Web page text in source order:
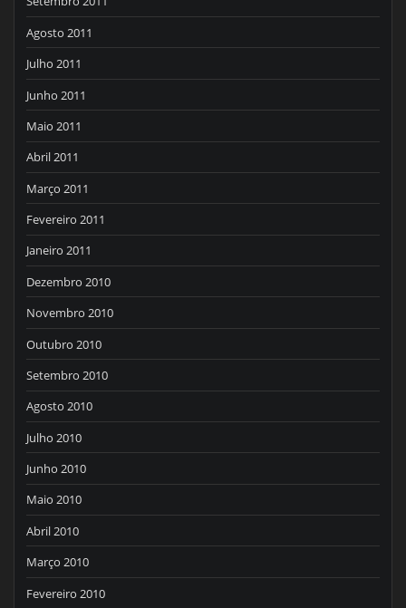
Agosto 2011
Julho 2011
Junho 2011
Maio 2011
Abril 2011
Março 2011
Fevereiro 2011
Janeiro 2011
Dezembro 2010
Novembro 2010
Outubro 2010
Setembro 2010
Agosto 2010
Julho 2010
Junho 2010
Maio 2010
Abril 2010
Março 2010
Fevereiro 2010